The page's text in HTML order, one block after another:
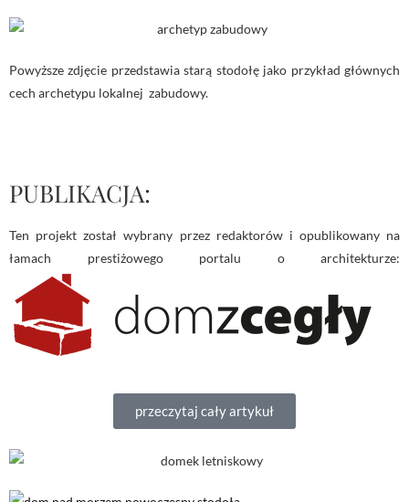
Powyższe zdjęcie przedstawia starą stodołę jako przykład głównych
cech archetypu lokalnej zabudowy.
PUBLIKACJA:
Ten projekt został wybrany przez redaktorów i opublikowany na
łamach prestiżowego portalu o architekturze:
przeczytaj cały artykuł